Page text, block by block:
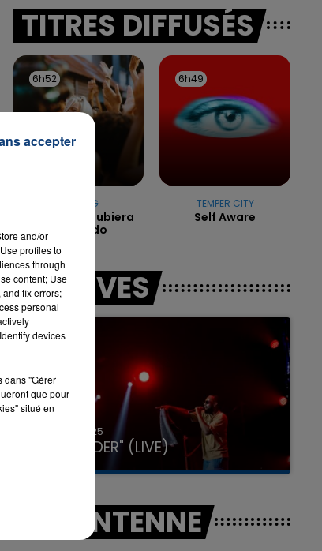
7h00 - 11h00
LA TEAM DE L'ÉTÉ
TITRES DIFFUSÉS
6h52
6h52
KAROL G
Si Antes Te Hubiera
Conocido
6h49
6h49
TEMPER CITY
Self Aware
LES LIVES
31 janvier 2025
GIMS "SPIDER" (LIVE)
A L'ANTENNE
and/or
profiles to
through
content; Use
fix errors;
personal
devices
dans "Gérer
que pour
situé en
accepter